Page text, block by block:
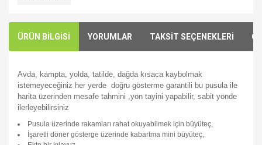
ÜRÜN BİLGİSİ YORUMLAR TAKSİT SEÇENEKLERİ
Avda, kampta, yolda, tatilde, dağda kısaca kaybolmak
istemeyeceğiniz her yerde doğru gösterme garantili bu pusula ile
harita üzerinden mesafe tahmini ,yön tayini yapabilir, sabit yönde
ilerleyebilirsiniz
Pusula üzerinde rakamları rahat okuyabilmek için büyüteç,
İşaretli döner gösterge üzerinde kabartma mini büyüteç,